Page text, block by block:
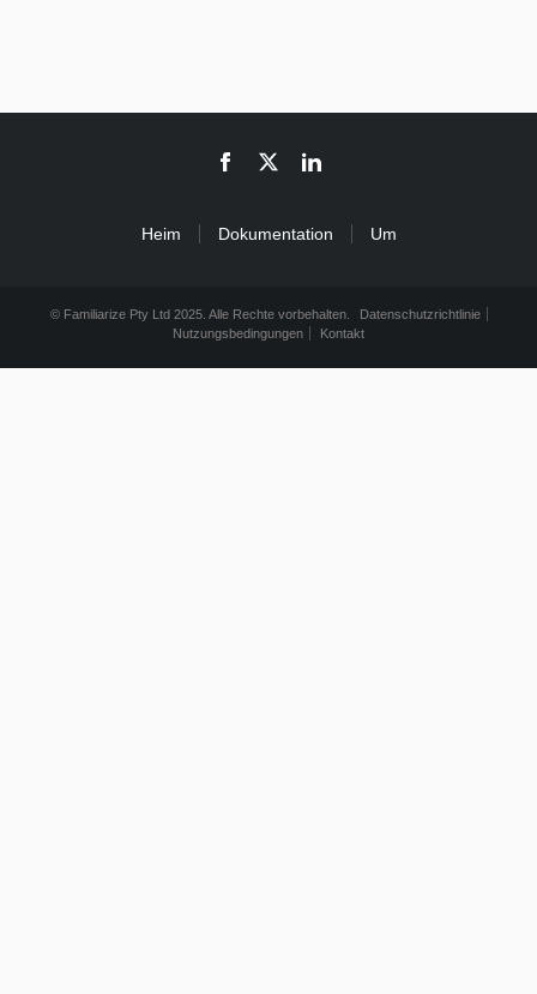
Heim Dokumentation Um
© Familiarize Pty Ltd 2025. Alle Rechte vorbehalten.
Datenschutzrichtlinie
Nutzungsbedingungen
Kontakt